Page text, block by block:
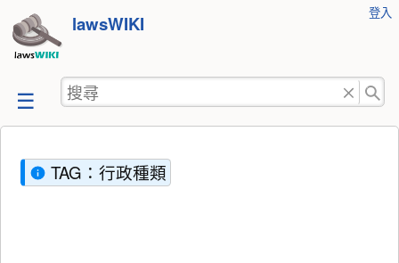
跳
至
容
lawsWIKI
工
登入
搜
尋
TAG：行政種類